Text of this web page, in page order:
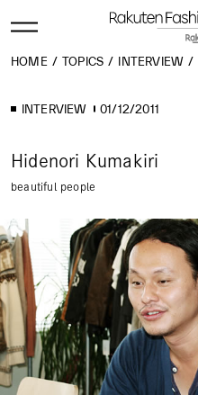
HOME TOPICS INTERVIEW
INTERVIEW 01/12/2011
Hidenori Kumakiri
beautiful people